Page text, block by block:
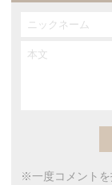
※一度コメントを